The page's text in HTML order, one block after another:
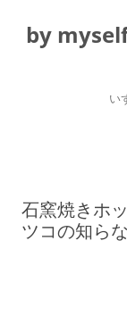
テ
ン
by
い
石窯焼きホ
ツコの知ら